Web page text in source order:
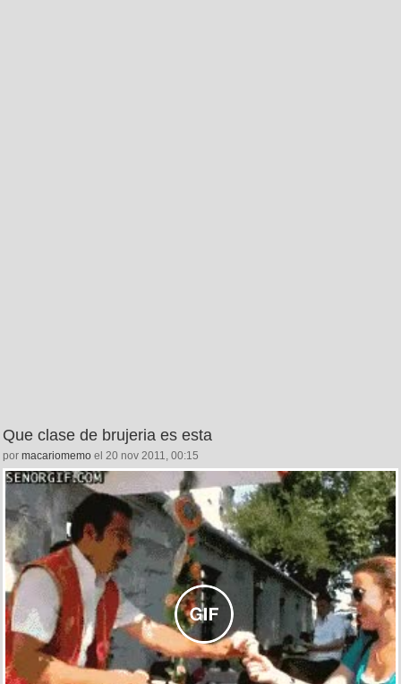
Que clase de brujeria es esta
por macariomemo el 20 nov 2011, 00:15